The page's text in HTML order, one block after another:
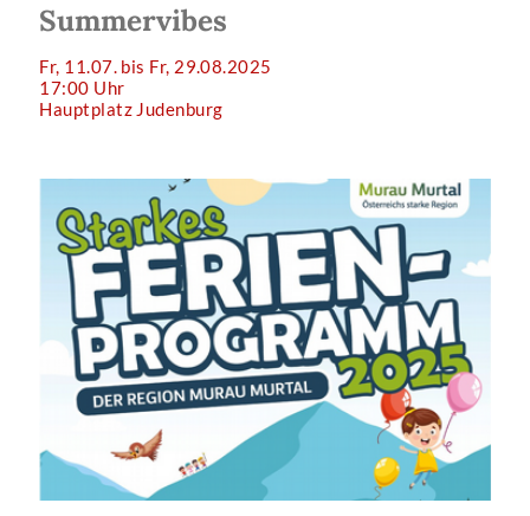
Summervibes
Fr, 11.07. bis Fr, 29.08.2025
17:00 Uhr
Hauptplatz Judenburg